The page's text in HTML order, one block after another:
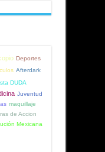
Deportes
Afterdark
DUDA
Juventud
maquillaje
de Accion
Mexicana